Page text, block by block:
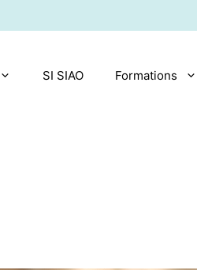
SI SIAO Formations